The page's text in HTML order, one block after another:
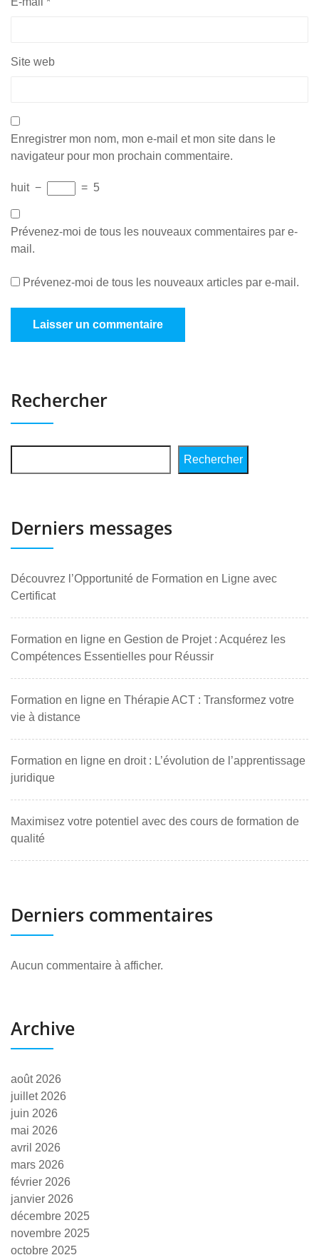
Site web
Enregistrer mon nom, mon e-mail et mon site dans le
navigateur pour mon prochain commentaire.
huit − = 5
Prévenez-moi de tous les nouveaux commentaires par e-
mail.
Prévenez-moi de tous les nouveaux articles par e-mail.
Rechercher
Rechercher
Derniers messages
Découvrez l’Opportunité de Formation en Ligne avec
Certificat
Formation en ligne en Gestion de Projet : Acquérez les
Compétences Essentielles pour Réussir
Formation en ligne en Thérapie ACT : Transformez votre
vie à distance
Formation en ligne en droit : L’évolution de l’apprentissage
juridique
Maximisez votre potentiel avec des cours de formation de
qualité
Derniers commentaires
Aucun commentaire à afficher.
Archive
août 2026
juillet 2026
juin 2026
mai 2026
avril 2026
mars 2026
février 2026
janvier 2026
décembre 2025
novembre 2025
octobre 2025